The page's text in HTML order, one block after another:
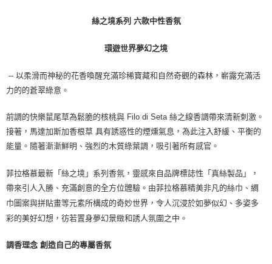
絲之境系列 六款中性香氛
環遊世界夢幻之境
-- 以柔滑而神秘的花香喚醒充滿珍稀寶藏和自然奇觀的森林，嶄露充滿活
力的的蒼翠綠意。
前調的快樂鼠尾草為鬆脆的核桃與 Filo di Seta 絲之線香調帶來清新刺激。
接著，馬達加斯加香根草 具有誘惑性的煙燻氣息，為此注入舒緩、平衡的
能量。隨著漸漸鮮明、強烈的木質綠葉調，吸引著所有感官。
菲拉格慕最新「絲之境」系列香氛，靈感來自品牌標誌性「真絲製品」，
帶來引人入勝、充滿創意的全方位體驗。由菲拉格慕精美非凡的絲巾、綢
巾圖案與拼貼畫等元素所構成的奇妙世界，令人沉浸於如夢似幻、多姿多
彩的美好幻想，彷若置身夢幻景緻和誘人氛圍之中。
調香理念 創造自己的專屬香氛